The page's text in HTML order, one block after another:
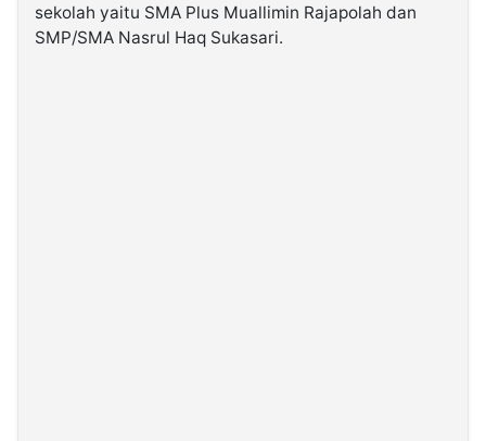
sekolah yaitu SMA Plus Muallimin Rajapolah dan
SMP/SMA Nasrul Haq Sukasari.